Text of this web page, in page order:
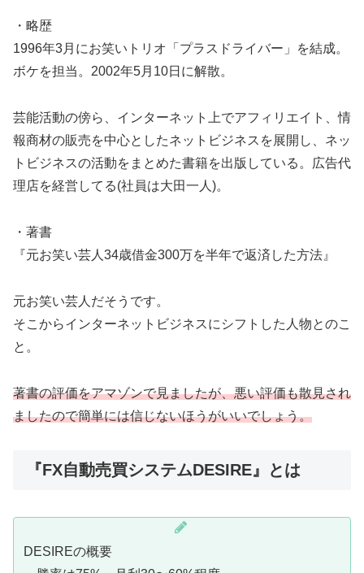
・略歴
1996年3月にお笑いトリオ「プラスドライバー」を結成。
ボケを担当。2002年5月10日に解散。
芸能活動の傍ら、インターネット上でアフィリエイト、情
報商材の販売を中心としたネットビジネスを展開し、ネッ
トビジネスの活動をまとめた書籍を出版している。広告代
理店を経営してる(社員は大田一人)。
・著書
『元お笑い芸人34歳借金300万を半年で返済した方法』
元お笑い芸人だそうです。
そこからインターネットビジネスにシフトした人物とのこ
と。
著書の評価をアマゾンで見ましたが、悪い評価も散見され
ましたので簡単には信じないほうがいいでしょう。
『FX自動売買システムDESIRE』とは
DESIREの概要